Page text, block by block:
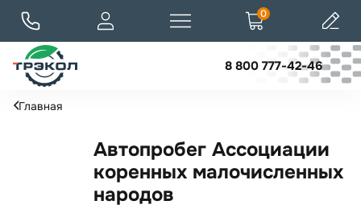
8 800 777-42-46
0
Главная
Автопробег Ассоциации
коренных малочисленных
народов